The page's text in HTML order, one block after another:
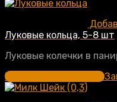
Луковые кольца, 5-8 шт
Луковые колечки в
Выберите параметры